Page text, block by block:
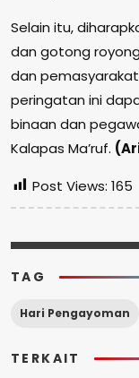
Selain itu,
dan gotong
dan
peringatan ini
binaan dan
Kalapas Ma’ruf.
Post Views: 165
TAG
Hari Pengayoman
TERKAIT